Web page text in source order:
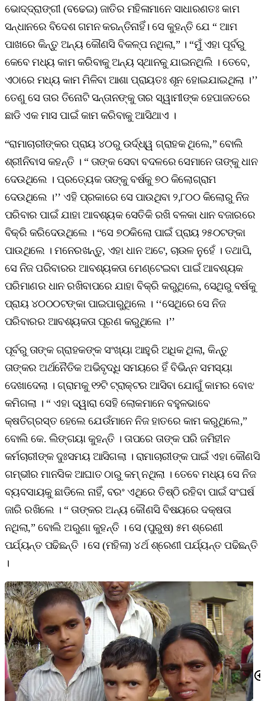
ଭୋଦ୍ଦ୍ରାଙ୍ଗୀ (ବଢେଇ) ଜାତିର ମହିଳାମାନେ ସାଧାରଣତଃ କାମ
ସନ୍ଧାନରେ ବିଦେଶ ଗମନ କରନ୍ତିନାହିଁ। ସେ କୁହନ୍ତି ଯେ “ ଆମ
ପାଖରେ କିନ୍ତୁ ଅନ୍ୟ କୌଣସି ବିକଳ୍ପ ନଥିଲା,” । “ମୁଁ ଏହା ପୂର୍ବରୁ
କେବେ ମଧ୍ୟ କାମ କରିବାକୁ ଅନ୍ୟ ସ୍ଥାନକୁ ଯାଇନଥିଲି । ତେବେ,
ଏଠାରେ ମଧ୍ୟ କାମ ମିଳିବା ଆଶା ପ୍ରାୟତଃ ଶୂନ ହୋଇଯାଇଥିଲା ।’’
ତେଣୁ ସେ ତାର ତିନୋଟି ସନ୍ତାନଙ୍କୁ ତାର ସ୍ୱାମୀଙ୍କ ହେପାଜତରେ
ଛାଡି ଏକ ମାସ ପାଇଁ କାମ କରିବାକୁ ଆସିଥାଏ ।
“ରାମାଚାରୀଙ୍କର ପ୍ରାୟ ୪୦ରୁ ଉର୍ଦ୍ଧ୍ୱ ଗ୍ରାହକ ଥିଲେ,” ବୋଲି
ଶ୍ରୀନିବାସ କହନ୍ତି । “ ତାଙ୍କ ସେବା ବଦଳରେ ସେମାନେ ତାଙ୍କୁ ଧାନ
ଦେଉଥିଲେ । ପ୍ରତ୍ୟେକ ତାଙ୍କୁ ବର୍ଷକୁ ୭୦ କିଲୋଗ୍ରାମ
ଦେଉଥିଲେ ।’’ ଏହି ପ୍ରକାରେ ସେ ପାଉଥିବା ୨,୮୦୦ କିଲୋରୁ ନିଜ
ପରିବାର ପାଇଁ ଯାହା ଆବଶ୍ୟକ ସେତିକି ରଖି ବଳକା ଧାନ ବଜାରରେ
ବିକ୍ରି କରିଦେଉଥିଲେ । “ସେ ୭୦କିଲୋ ପାଇଁ ପ୍ରାୟ ୨୫୦ଟଙ୍କା
ପାଉଥିଲେ । ମନେରଖନ୍ତୁ, ଏହା ଧାନ ଅଟେ, ଚାଉଳ ନୁହେଁ । ତଥାପି,
ସେ ନିଜ ପରିବାରର ଆବଶ୍ୟକତା ମେଣ୍ଟେଇବା ପାଇଁ ଆବଶ୍ୟକ
ପରିମାଣର ଧାନ ରଖିବାପରେ ଯାହା ବିକ୍ରି କରୁଥିଲେ, ସେଥିରୁ ବର୍ଷକୁ
ପ୍ରାୟ ୪୦୦୦ଟଙ୍କା ପାଇପାରୁଥିଲେ । ‘‘ସେଥିରେ ସେ ନିଜ
ପରିବାରର ଆବଶ୍ୟକତା ପୂରଣ କରୁଥିଲେ ।’’
ପୂର୍ବରୁ ତାଙ୍କ ଗ୍ରାହକଙ୍କ ସଂଖ୍ୟା ଆହୁରି ଅଧିକ ଥିଲା, କିନ୍ତୁ
ତାଙ୍କର ଅର୍ଥନୈତିକ ଅଭିବୃଦ୍ଧି ସମୟରେ ହିଁ ବିଭିନ୍ନ ସମସ୍ୟା
ଦେଖାଦେଲା । ଗ୍ରାମକୁ ୧୨ଟି ଟ୍ରାକ୍ଟର ଆସିବା ଯୋଗୁଁ କାମର ବୋଝ
କମିଗଲା । “ ଏହା ଦ୍ୱାରା ସେହି ଲୋକମାନେ ବହୁଳଭାବେ
କ୍ଷତିଗ୍ରସ୍ତ ହେଲେ ଯେଉଁମାନେ ନିଜ ହାତରେ କାମ କରୁଥିଲେ,”
ବୋଲି କେ. ଲିଙ୍ଗୟା କୁହନ୍ତି । ତାପରେ ତାଙ୍କ ପରି ଜମିହୀନ
କର୍ମଚାରୀଙ୍କ ଦୁଃସମୟ ଆସିଗଲା । ରାମାଚାରୀଙ୍କ ପାଇଁ ଏହା କୌଣସି
ଗମ୍ଭୀର ମାନସିକ ଆଘାତ ଠାରୁ କମ୍‌ ନଥିଲା । ତେବେ ମଧ୍ୟ ସେ ନିଜ
ବ୍ୟବସାୟକୁ ଛାଡିଲେ ନାହିଁ, ବରଂ ଏଥିରେ ତିଷ୍ଠି ରହିବା ପାଇଁ ସଂଘର୍ଷ
ଜାରି ରଖିଲେ । “ ତାଙ୍କର ଅନ୍ୟ କୌଣସି ବିଷୟରେ ଦକ୍ଷତା
ନଥିଲା,” ବୋଲି ଅରୁଣା କୁହନ୍ତି । ସେ (ପୁରୁଷ) ୫ମ ଶ୍ରେଣୀ
ପର୍ଯ୍ୟନ୍ତ ପଢିଛନ୍ତି । ସେ (ମହିଳା) ୪ର୍ଥ ଶ୍ରେଣୀ ପର୍ଯ୍ୟନ୍ତ ପଢିଛନ୍ତି
।